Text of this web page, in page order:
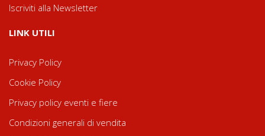
Iscriviti alla Newsletter
LINK UTILI
Privacy Policy
Cookie Policy
Privacy policy eventi e fiere
Condizioni generali di vendita